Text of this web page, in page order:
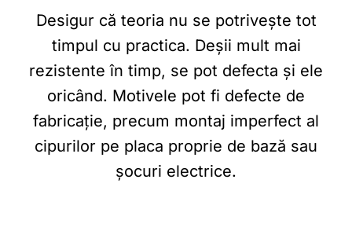
Desigur că teoria nu se potrivește tot
timpul cu practica. Deșii mult mai
rezistente în timp, se pot defecta și ele
oricând. Motivele pot fi defecte de
fabricație, precum montaj imperfect al
cipurilor pe placa proprie de bază sau
șocuri electrice.